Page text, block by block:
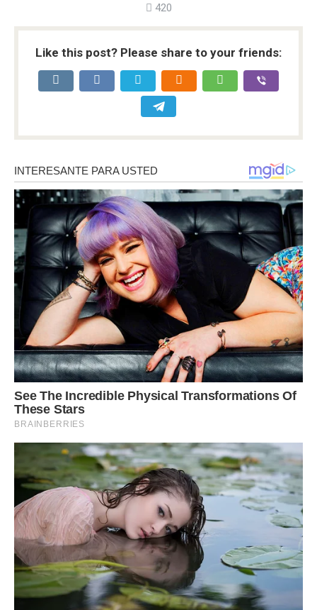
420
Like this post? Please share to your friends: